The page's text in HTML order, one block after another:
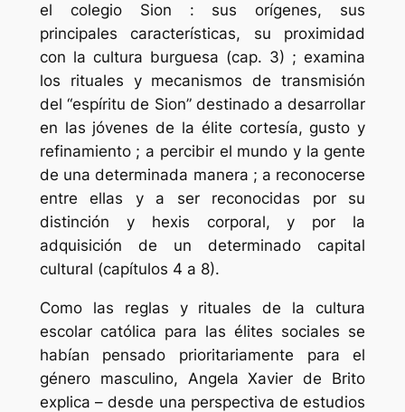
el colegio Sion : sus orígenes, sus
principales características, su proximidad
con la cultura burguesa (cap. 3) ; examina
los rituales y mecanismos de transmisión
del “espíritu de Sion” destinado a desarrollar
en las jóvenes de la élite cortesía, gusto y
refinamiento ; a percibir el mundo y la gente
de una determinada manera ; a reconocerse
entre ellas y a ser reconocidas por su
distinción y hexis corporal, y por la
adquisición de un determinado capital
cultural (capítulos 4 a 8).
Como las reglas y rituales de la cultura
escolar católica para las élites sociales se
habían pensado prioritariamente para el
género masculino, Angela Xavier de Brito
explica – desde una perspectiva de estudios